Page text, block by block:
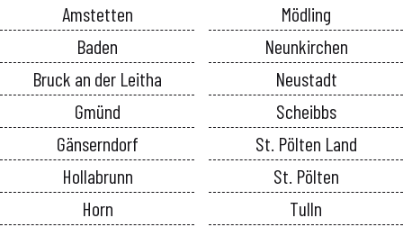
Amstetten
Baden
Bruck an der Leitha
Gmünd
Gänserndorf
Hollabrunn
Horn
Mödling
Neunkirchen
Neustadt
Scheibbs
St. Pölten Land
St. Pölten
Tulln